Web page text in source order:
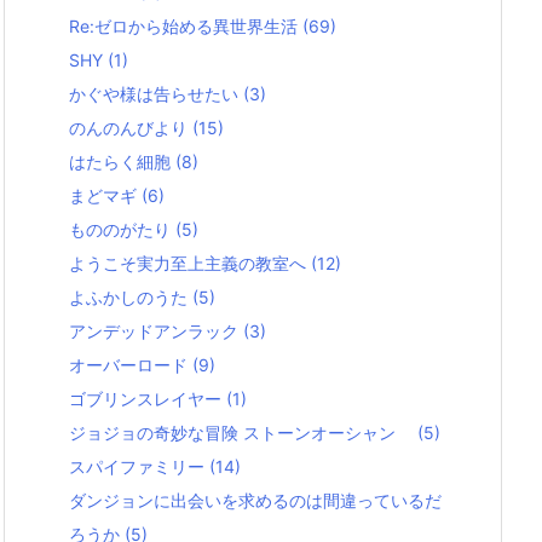
Re:ゼロから始める異世界生活 (69)
SHY (1)
かぐや様は告らせたい (3)
のんのんびより (15)
はたらく細胞 (8)
まどマギ (6)
もののがたり (5)
ようこそ実力至上主義の教室へ (12)
よふかしのうた (5)
アンデッドアンラック (3)
オーバーロード (9)
ゴブリンスレイヤー (1)
ジョジョの奇妙な冒険 ストーンオーシャン (5)
スパイファミリー (14)
ダンジョンに出会いを求めるのは間違っているだ
ろうか (5)